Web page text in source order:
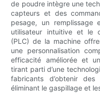
de poudre intègre une
capteurs et des
pesage, un remplissage
utilisateur intuitive et le
(PLC) de la machine
une personnalisation
efficacité améliorée et
tirant parti d’une
fabricants d’obtenir
éliminant le gaspillage et